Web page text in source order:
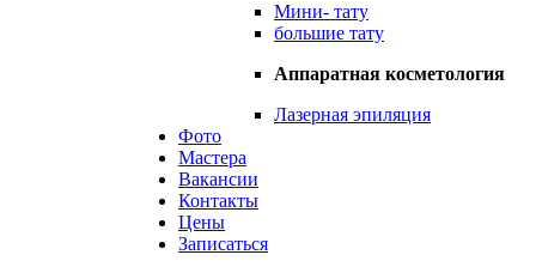
Мини- тату
большие тату
Аппаратная косметология
Лазерная эпиляция
Фото
Мастера
Вакансии
Контакты
Цены
Записаться